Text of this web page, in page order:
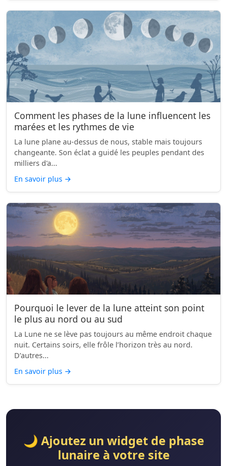
Comment les phases de la lune influencent les
marées et les rythmes de vie
La lune plane au-dessus de nous, stable mais toujours
changeante. Son éclat a guidé les peuples pendant des
milliers d'a...
En savoir plus →
Pourquoi le lever de la lune atteint son point
le plus au nord ou au sud
La Lune ne se lève pas toujours au même endroit chaque
nuit. Certains soirs, elle frôle l’horizon très au nord.
D’autres...
En savoir plus →
🌙 Ajoutez un widget de phase
lunaire à votre site